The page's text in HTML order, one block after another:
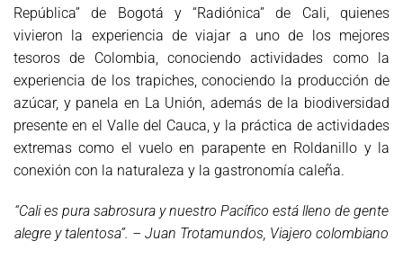
República” de Bogotá y “Radiónica” de Cali, quienes
vivieron la experiencia de viajar a uno de los mejores
tesoros de Colombia, conociendo actividades como la
experiencia de los trapiches, conociendo la producción de
azúcar, y panela en La Unión, además de la biodiversidad
presente en el Valle del Cauca, y la práctica de actividades
extremas como el vuelo en parapente en Roldanillo y la
conexión con la naturaleza y la gastronomía caleña.
“Cali es pura sabrosura y nuestro Pacífico está lleno de gente
alegre y talentosa”. – Juan Trotamundos, Viajero colombiano